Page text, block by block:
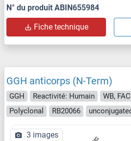
N° du produit ABIN655984
Fiche technique
GGH anticorps (N-Term)
GGH Reactivité: Humain WB,
Polyclonal
RB20066
3 images